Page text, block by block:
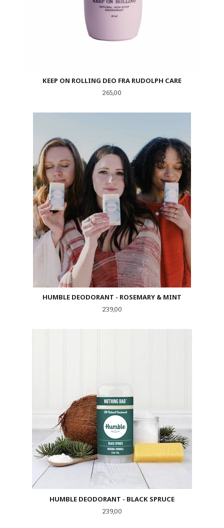
KEEP ON ROLLING DEO FRA RUDOLPH CARE
Pris
265,00
HUMBLE DEODORANT - ROSEMARY & MINT
Pris
239,00
HUMBLE DEODORANT - BLACK SPRUCE
Pris
239,00